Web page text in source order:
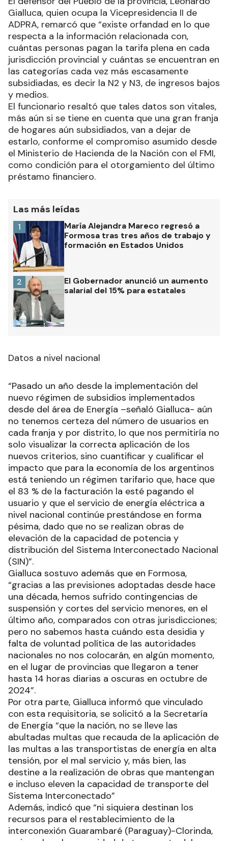
Gialluca, quien ocupa la Vicepresidencia II de
ADPRA, remarcó que “existe orfandad en lo que
respecta a la información relacionada con,
cuántas personas pagan la tarifa plena en cada
jurisdicción provincial y cuántas se encuentran en
las categorías cada vez más escasamente
subsidiadas, es decir la N2 y N3, de ingresos bajos
y medios.
El funcionario resaltó que tales datos son vitales,
más aún si se tiene en cuenta que una gran franja
de hogares aún subsidiados, van a dejar de
estarlo, conforme el compromiso asumido desde
el Ministerio de Hacienda de la Nación con el FMI,
como condición para el otorgamiento del último
préstamo financiero.
Las más leídas
María Alejandra Mareco regresó a
Formosa tras tres años de trabajo y
formación en Estados Unidos
1
El Gobernador anunció un aumento
salarial del 15% para estatales
2
Datos a nivel nacional
“Pasado un año desde la implementación del
nuevo régimen de subsidios implementados
desde del área de Energía –señaló Gialluca- aún
no tenemos certeza del número de usuarios en
cada franja y por distrito, lo que nos permitiría no
solo visualizar la correcta aplicación de los
nuevos criterios, sino cuantificar y cualificar el
impacto que para la economía de los argentinos
está teniendo un régimen tarifario que, hace que
el 83 % de la facturación la esté pagando el
usuario y que el servicio de energía eléctrica a
nivel nacional continúe prestándose en forma
pésima, dado que no se realizan obras de
elevación de la capacidad de potencia y
distribución del Sistema Interconectado Nacional
(SIN)”.
Gialluca sostuvo además que en Formosa,
“gracias a las previsiones adoptadas desde hace
una década, hemos sufrido contingencias de
suspensión y cortes del servicio menores, en el
último año, comparados con otras jurisdicciones;
pero no sabemos hasta cuándo esta desidia y
falta de voluntad política de las autoridades
nacionales no nos colocarán, en algún momento,
en el lugar de provincias que llegaron a tener
hasta 14 horas diarias a oscuras en octubre de
2024”.
Por otra parte, Gialluca informó que vinculado
con esta requisitoria, se solicitó a la Secretaría
de Energía “que la nación, no se lleve las
abultadas multas que recauda de la aplicación de
las multas a las transportistas de energía en alta
tensión, por el mal servicio y, más bien, las
destine a la realización de obras que mantengan
e incluso eleven la capacidad de transporte del
Sistema Interconectado”
Además, indicó que “ni siquiera destinan los
recursos para el restablecimiento de la
interconexión Guarambaré (Paraguay)-Clorinda,